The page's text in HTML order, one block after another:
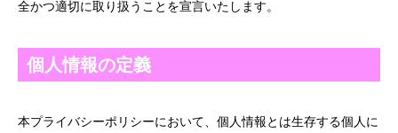
全かつ適切に取り扱うことを宣言いたします。
個人情報の定義
本プライバシーポリシーにおいて、個人情報とは生存する個人に